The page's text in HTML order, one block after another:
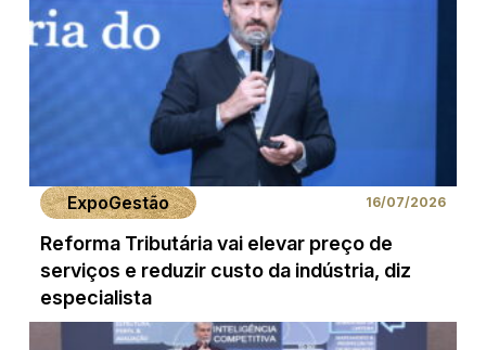
ExpoGestão 16/07/2026
Reforma Tributária vai elevar preço de
serviços e reduzir custo da indústria, diz
especialista